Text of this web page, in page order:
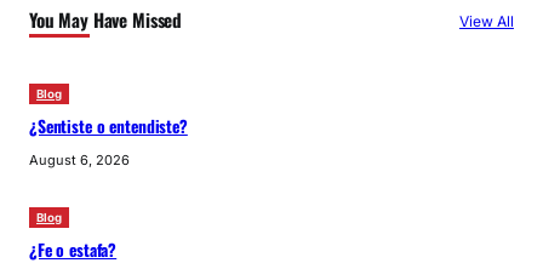
h
You May Have Missed View All
Blog
¿Sentiste o entendiste?
August 6, 2026
Blog
¿Fe o estafa?